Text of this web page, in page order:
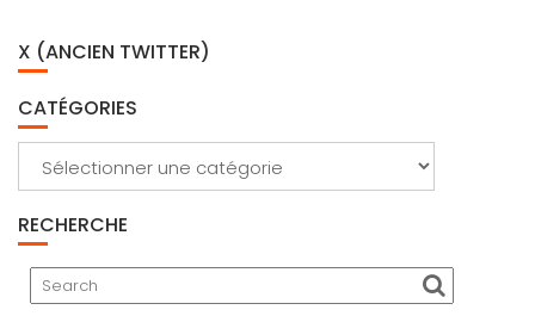
X (ANCIEN TWITTER)
CATÉGORIES
RECHERCHE